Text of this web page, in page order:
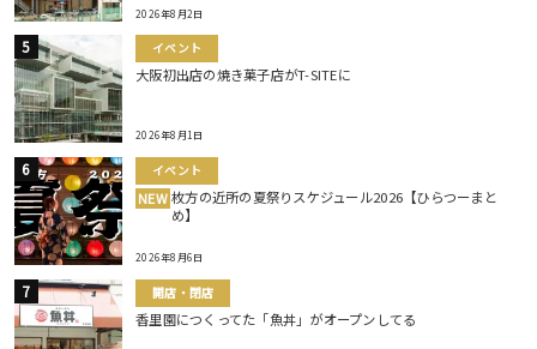
2026年8月2日
イベント
大阪初出店の焼き菓子店がT-SITEに
2026年8月1日
イベント
NEW 枚方の近所の夏祭りスケジュール2026【ひらつーまと
め】
2026年8月6日
開店・閉店
香里園につくってた「魚丼」がオープンしてる